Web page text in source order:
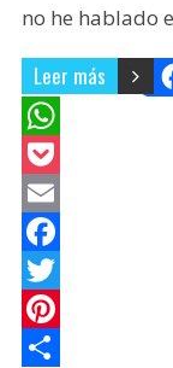
no he hablado
Leer más
W
h
a
t
s
A
P
o
c
k
e
E
m
a
F
a
c
T
w
P